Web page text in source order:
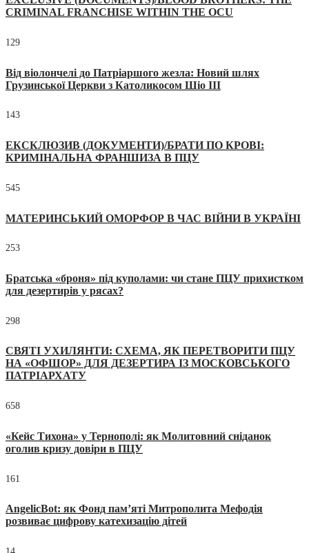
CRIMINAL FRANCHISE WITHIN THE OCU
129
Від віолончелі до Патріаршого жезла: Новий шлях
Грузинської Церкви з Католикосом Шіо III
143
ЕКСКЛЮЗИВ (ДОКУМЕНТИ)/БРАТИ ПО КРОВІ:
КРИМІНАЛЬНА ФРАНШИЗА В ПЦУ
545
МАТЕРИНСЬКИЙ ОМОРФОР В ЧАС ВІЙНИ В УКРАЇНІ
253
Братська «броня» під куполами: чи стане ПЦУ прихистком
для дезертирів у рясах?
298
СВЯТІ УХИЛЯНТИ: СХЕМА, ЯК ПЕРЕТВОРИТИ ПЦУ
НА «ОФШОР» ДЛЯ ДЕЗЕРТИРА ІЗ МОСКОВСЬКОГО
ПАТРІАРХАТУ
658
«Кейс Тихона» у Тернополі: як Молитовний сніданок
оголив кризу довіри в ПЦУ
161
AngelicBot: як Фонд пам’яті Митрополита Мефодія
розвиває цифрову катехизацію дітей